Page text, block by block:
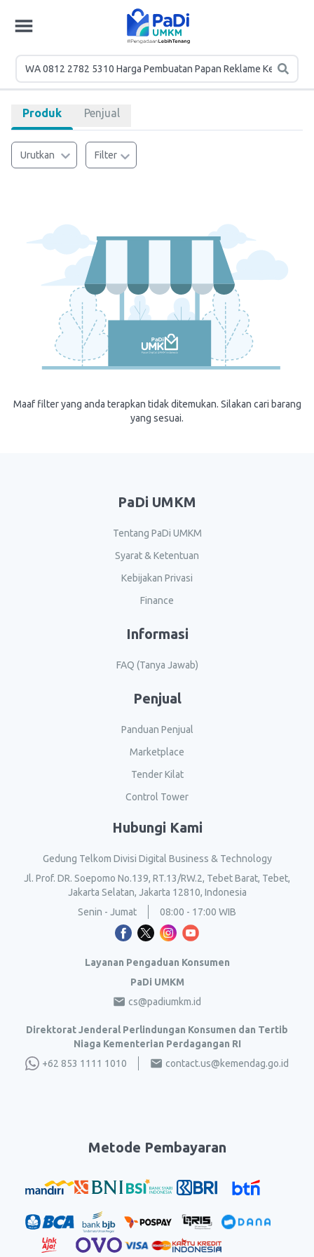
Produk Penjual
Urutkan Filter
Maaf filter yang anda terapkan tidak ditemukan. Silakan cari barang
yang sesuai.
PaDi UMKM
Tentang PaDi UMKM
Syarat & Ketentuan
Kebijakan Privasi
Finance
Informasi
FAQ (Tanya Jawab)
Penjual
Panduan Penjual
Marketplace
Tender Kilat
Control Tower
Hubungi Kami
Gedung Telkom Divisi Digital Business & Technology
Jl. Prof. DR. Soepomo No.139, RT.13/RW.2, Tebet Barat, Tebet,
Jakarta Selatan, Jakarta 12810, Indonesia
Senin - Jumat
08:00 - 17:00 WIB
Layanan Pengaduan Konsumen
PaDi UMKM
cs@padiumkm.id
Direktorat Jenderal Perlindungan Konsumen dan Tertib
Niaga Kementerian Perdagangan RI
+62 853 1111 1010
contact.us@kemendag.go.id
Metode Pembayaran